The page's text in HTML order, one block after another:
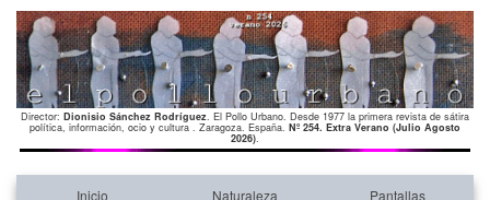
Director: Dionisio Sánchez Rodríguez. El Pollo Urbano. Desde 1977 la primera revista de sátira
política, información, ocio y cultura . Zaragoza. España. Nº 254. Extra Verano (Julio Agosto
2026).
Inicio Naturaleza Pantallas